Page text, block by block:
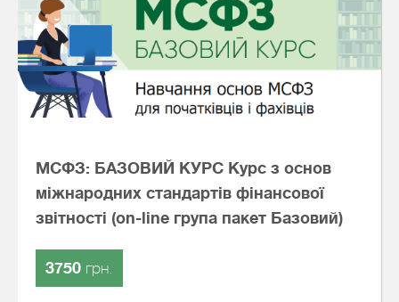
МСФЗ: БАЗОВИЙ КУРС Курс з основ
міжнародних стандартів фінансової
звітності (on-line група пакет Базовий)
3750 грн.